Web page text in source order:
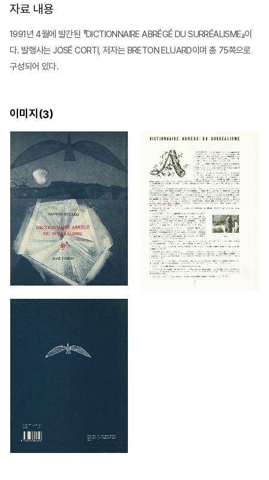
자료 내용
1991년 4월에 발간된 『DICTIONNAIRE ABRÉGÉ DU SURRÉALISME』이
다. 발행사는 JOSÉ CORTI, 저자는 BRETON ELUARD이며 총 75쪽으로
구성되어 있다.
이미지(3)